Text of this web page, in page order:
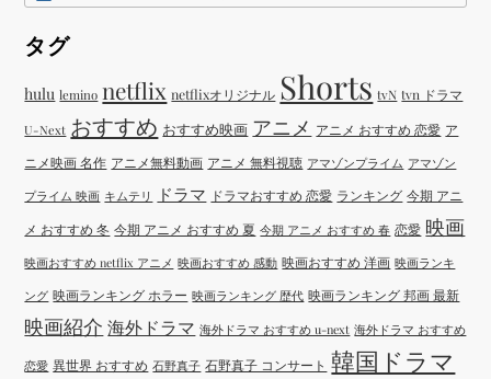
タグ
hulu lemino netflix netflixオリジナル Shorts tvN tvn ドラマ
U-Next おすすめ おすすめ映画 アニメ アニメ おすすめ 恋愛 ア
ニメ映画 名作 アニメ無料動画 アニメ 無料視聴 アマゾンプライム アマゾン
プライム 映画 キムテリ ドラマ ドラマおすすめ 恋愛 ランキング 今期 アニ
メ おすすめ 冬 今期 アニメ おすすめ 夏 今期 アニメ おすすめ 春 恋愛 映画
映画おすすめ netflix アニメ 映画おすすめ 感動 映画おすすめ 洋画 映画ランキ
ング 映画ランキング ホラー 映画ランキング 歴代 映画ランキング 邦画 最新
映画紹介 海外ドラマ 海外ドラマ おすすめ u-next 海外ドラマ おすすめ
恋愛 異世界 おすすめ 石野真子 石野真子 コンサート 韓国ドラマ